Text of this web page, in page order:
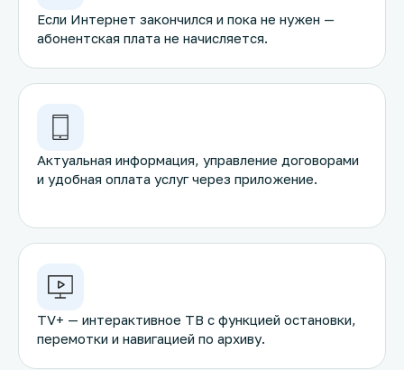
Если Интернет закончился и пока не нужен —
абонентская плата не начисляется.
Актуальная информация, управление договорами
и удобная оплата услуг через приложение.
TV+ — интерактивное ТВ с функцией остановки,
перемотки и навигацией по архиву.